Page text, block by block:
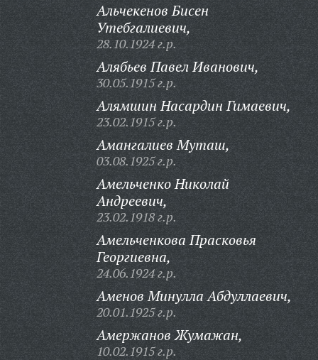
Альчекенов Бисен
Утебгалиевич,
28.10.1924 г.р.
Алябьев Павел Иванович,
30.05.1915 г.р.
Алямшин Насардин Гимаевич,
23.02.1915 г.р.
Амангалиев Муташ,
03.08.1925 г.р.
Амельченко Николай
Андреевич,
23.02.1918 г.р.
Амельченкова Прасковья
Георгиевна,
24.06.1924 г.р.
Аменов Минулла Абдуллаевич,
20.01.1925 г.р.
Амержанов Жумажан,
10.02.1915 г.р.